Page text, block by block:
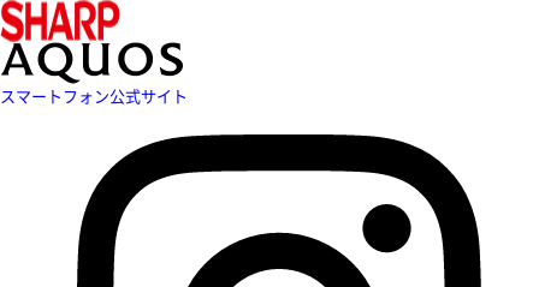
スマートフォン公式サイト